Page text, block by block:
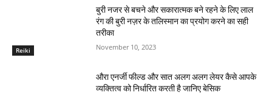
Reiki
बुरी नजर से बचने और सकारात्मक बने रहने के लिए लाल
रंग की बुरी नज़र के तलिस्मान का प्रयोग करने का सही
तरीका
November 10, 2023
औरा एनर्जी फील्ड और सात अलग अलग लेयर कैसे आपके
व्यक्तित्व को निर्धारित करती है जानिए बेसिक